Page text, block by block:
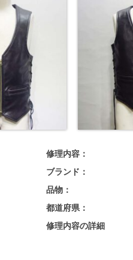
修理内容：
ブランド：
品物：
都道府県：
修理内容の詳細